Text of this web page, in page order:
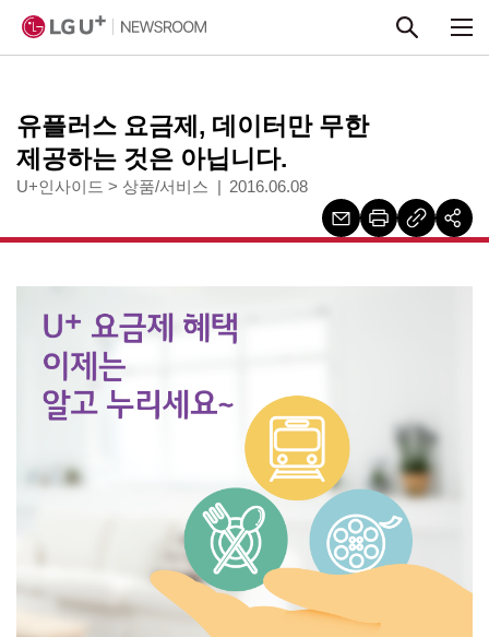
유플러스 요금제, 데이터만 무한
제공하는 것은 아닙니다.
U+인사이드 > 상품/서비스 2016.06.08